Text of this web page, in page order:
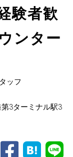
験者歓
ンター
ッフ
3ターミナル駅3